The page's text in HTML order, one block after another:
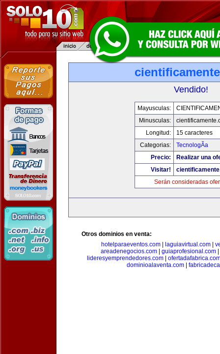
Vendido!
Mayusculas:
Minusculas:
Longitud:
15 caracteres
Categorias:
TecnologÃ­a
Precio:
Realizar una
Visitar!
Serán consideradas
Otros dominios en venta:
hotelparaeventos.com
laguiavirtual.com
areadenegocios.com
guiaprofesional.com
lideresyemprendedores.com
dominioalaventa.com|